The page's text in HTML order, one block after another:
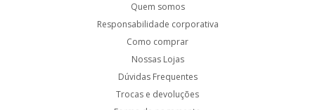
Quem somos
Responsabilidade corporativa
Como comprar
Nossas Lojas
Dúvidas Frequentes
Trocas e devoluções